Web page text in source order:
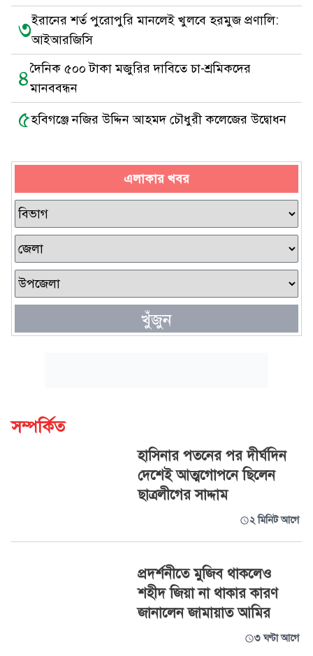
৩ইরানের শর্ত পুরোপুরি মানলেই খুলবে হরমুজ প্রণালি:
আইআরজিসি
৪দৈনিক ৫০০ টাকা মজুরির দাবিতে চা-শ্রমিকদের
মানববন্ধন
৫হবিগঞ্জে নজির উদ্দিন আহমদ চৌধুরী কলেজের উদ্বোধন
এলাকার খবর
খুঁজুন
সম্পর্কিত
হাসিনার পতনের পর দীর্ঘদিন
দেশেই আত্মগোপনে ছিলেন
ছাত্রলীগের সাদ্দাম
২ মিনিট আগে
প্রদর্শনীতে মুজিব থাকলেও
শহীদ জিয়া না থাকার কারণ
জানালেন জামায়াত আমির
৩ ঘণ্টা আগে